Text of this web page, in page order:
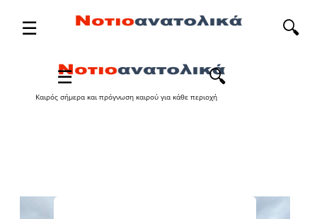
Καιρός σήμερα και πρόγνωση καιρού για κάθε περιοχή
☰ 🔍